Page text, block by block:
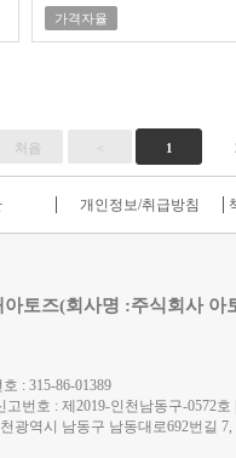
가격자율
처음 < 1
개인정보/취급방침
토즈(회사명 :주식회사 아
: 315-86-01389
고번호 : 제2019-인천남동구-0572
광역시 남동구 남동대로692번길 7,